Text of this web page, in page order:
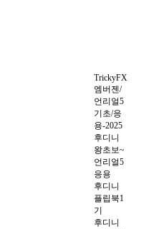
TrickyFX
엠버젠/
언리얼5
기초/응
용-2025
후디니
왕초보~
언리얼5
응용
후디니
플립북1
기
후디니